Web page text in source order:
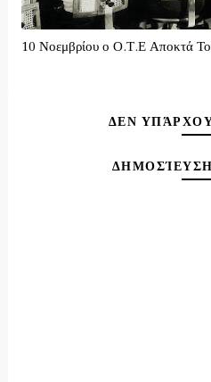
10 Νοεμβρίου ο Ο.Τ.Ε Αποκτά
ΔΕΝ